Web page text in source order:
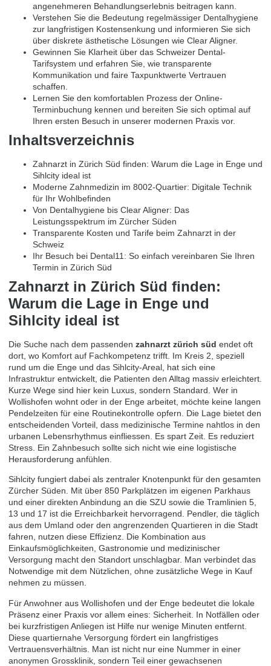
angenehmeren Behandlungserlebnis beitragen kann.
Verstehen Sie die Bedeutung regelmässiger Dentalhygiene
zur langfristigen Kostensenkung und informieren Sie sich
über diskrete ästhetische Lösungen wie Clear Aligner.
Gewinnen Sie Klarheit über das Schweizer Dental-
Tarifsystem und erfahren Sie, wie transparente
Kommunikation und faire Taxpunktwerte Vertrauen
schaffen.
Lernen Sie den komfortablen Prozess der Online-
Terminbuchung kennen und bereiten Sie sich optimal auf
Ihren ersten Besuch in unserer modernen Praxis vor.
Inhaltsverzeichnis
Zahnarzt in Zürich Süd finden: Warum die Lage in Enge und
Sihlcity ideal ist
Moderne Zahnmedizin im 8002-Quartier: Digitale Technik
für Ihr Wohlbefinden
Von Dentalhygiene bis Clear Aligner: Das
Leistungsspektrum im Zürcher Süden
Transparente Kosten und Tarife beim Zahnarzt in der
Schweiz
Ihr Besuch bei Dental11: So einfach vereinbaren Sie Ihren
Termin in Zürich Süd
Zahnarzt in Zürich Süd finden:
Warum die Lage in Enge und
Sihlcity ideal ist
Die Suche nach dem passenden zahnarzt zürich süd endet oft
dort, wo Komfort auf Fachkompetenz trifft. Im Kreis 2, speziell
rund um die Enge und das Sihlcity-Areal, hat sich eine
Infrastruktur entwickelt, die Patienten den Alltag massiv erleichtert.
Kurze Wege sind hier kein Luxus, sondern Standard. Wer in
Wollishofen wohnt oder in der Enge arbeitet, möchte keine langen
Pendelzeiten für eine Routinekontrolle opfern. Die Lage bietet den
entscheidenden Vorteil, dass medizinische Termine nahtlos in den
urbanen Lebensrhythmus einfliessen. Es spart Zeit. Es reduziert
Stress. Ein Zahnbesuch sollte sich nicht wie eine logistische
Herausforderung anfühlen.
Sihlcity fungiert dabei als zentraler Knotenpunkt für den gesamten
Zürcher Süden. Mit über 850 Parkplätzen im eigenen Parkhaus
und einer direkten Anbindung an die SZU sowie die Tramlinien 5,
13 und 17 ist die Erreichbarkeit hervorragend. Pendler, die täglich
aus dem Umland oder den angrenzenden Quartieren in die Stadt
fahren, nutzen diese Effizienz. Die Kombination aus
Einkaufsmöglichkeiten, Gastronomie und medizinischer
Versorgung macht den Standort unschlagbar. Man verbindet das
Notwendige mit dem Nützlichen, ohne zusätzliche Wege in Kauf
nehmen zu müssen.
Für Anwohner aus Wollishofen und der Enge bedeutet die lokale
Präsenz einer Praxis vor allem eines: Sicherheit. In Notfällen oder
bei kurzfristigen Anliegen ist Hilfe nur wenige Minuten entfernt.
Diese quartiernahe Versorgung fördert ein langfristiges
Vertrauensverhältnis. Man ist nicht nur eine Nummer in einer
anonymen Grossklinik, sondern Teil einer gewachsenen